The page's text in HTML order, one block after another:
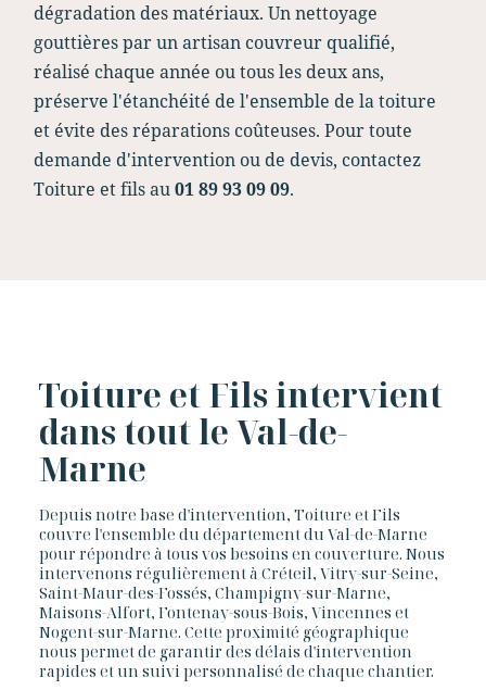
dégradation des matériaux. Un nettoyage
gouttières par un artisan couvreur qualifié,
réalisé chaque année ou tous les deux ans,
préserve l'étanchéité de l'ensemble de la toiture
et évite des réparations coûteuses. Pour toute
demande d'intervention ou de devis, contactez
Toiture et fils au01 89 93 09 09.
Toiture et Fils intervient
dans tout le Val-de-
Marne
Depuis notre base d'intervention, Toiture et Fils
couvre l'ensemble du département du Val-de-Marne
pour répondre à tous vos besoins en couverture. Nous
intervenons régulièrement à Créteil, Vitry-sur-Seine,
Saint-Maur-des-Fossés, Champigny-sur-Marne,
Maisons-Alfort, Fontenay-sous-Bois, Vincennes et
Nogent-sur-Marne. Cette proximité géographique
nous permet de garantir des délais d'intervention
rapides et un suivi personnalisé de chaque chantier.